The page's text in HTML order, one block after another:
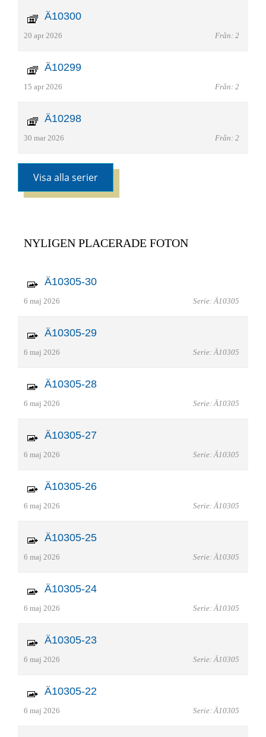
Ä10300
20 apr 2026 Från: 2
Ä10299
15 apr 2026 Från: 2
Ä10298
30 mar 2026 Från: 2
Visa alla serier
NYLIGEN PLACERADE FOTON
Ä10305-30
6 maj 2026 Serie: Ä10305
Ä10305-29
6 maj 2026 Serie: Ä10305
Ä10305-28
6 maj 2026 Serie: Ä10305
Ä10305-27
6 maj 2026 Serie: Ä10305
Ä10305-26
6 maj 2026 Serie: Ä10305
Ä10305-25
6 maj 2026 Serie: Ä10305
Ä10305-24
6 maj 2026 Serie: Ä10305
Ä10305-23
6 maj 2026 Serie: Ä10305
Ä10305-22
6 maj 2026 Serie: Ä10305